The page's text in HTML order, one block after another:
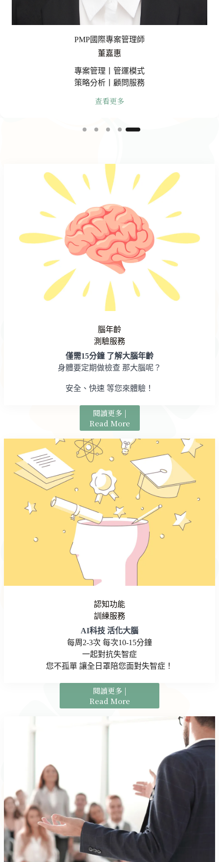
PMP國際專案管理師
董嘉惠
專案管理丨管運模式
策略分析丨顧問服務
查看更多
腦年齡
測驗服務
僅需15分鐘 了解大腦年齡
身體要定期做檢查 那大腦呢？
安全、快速 等您來體驗！
閱讀更多 |
Read More
認知功能
訓練服務
AI科技 活化大腦
每周2-3次 每次10-15分鐘
一起對抗失智症
您不孤單 讓全日罩陪您面對失智症！
閱讀更多 |
Read More